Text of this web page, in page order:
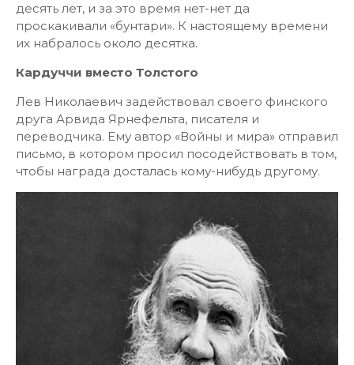
десять лет, и за это время нет-нет да
проскакивали «бунтари». К настоящему времени
их набралось около десятка.
Кардуччи вместо Толстого
Лев Николаевич задействовал своего финского
друга Арвида Ярнефельта, писателя и
переводчика. Ему автор «Войны и мира» отправил
письмо, в котором просил посодействовать в том,
чтобы награда досталась кому-нибудь другому.